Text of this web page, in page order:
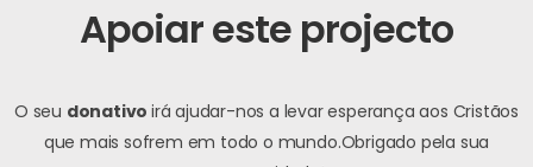
Apoiar este projecto
O seu donativo irá ajudar-nos a levar esperança aos Cristãos
que mais sofrem em todo o mundo.Obrigado pela sua